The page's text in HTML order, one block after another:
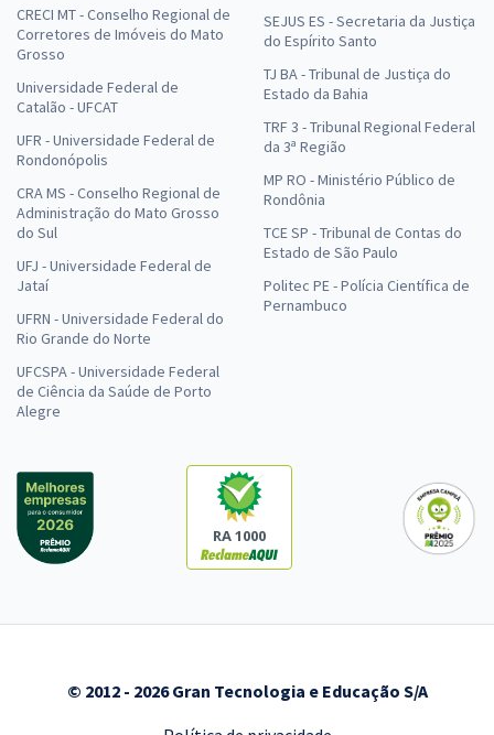
CRECI MT - Conselho Regional de
Corretores de Imóveis do Mato
Grosso
Universidade Federal de
Catalão - UFCAT
UFR - Universidade Federal de
Rondonópolis
CRA MS - Conselho Regional de
Administração do Mato Grosso
do Sul
UFJ - Universidade Federal de
Jataí
UFRN - Universidade Federal do
Rio Grande do Norte
UFCSPA - Universidade Federal
de Ciência da Saúde de Porto
Alegre
SEJUS ES - Secretaria da Justiça
do Espírito Santo
TJ BA - Tribunal de Justiça do
Estado da Bahia
TRF 3 - Tribunal Regional Federal
da 3ª Região
MP RO - Ministério Público de
Rondônia
TCE SP - Tribunal de Contas do
Estado de São Paulo
Politec PE - Polícia Científica de
Pernambuco
RA 1000
© 2012 - 2026 Gran Tecnologia e Educação S/A